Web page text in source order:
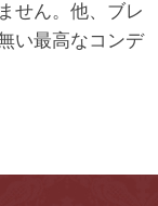
せん。他、ブレ
い最高なコンデ